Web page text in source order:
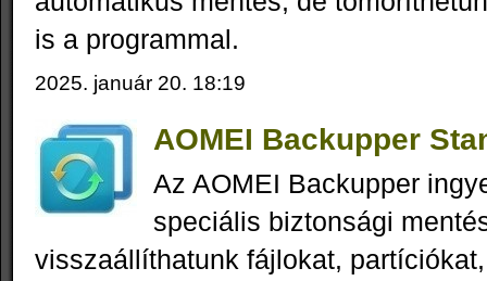
is a programmal.
2025. január 20. 18:19
AOMEI Backupper
Az AOMEI Backupper
speciális biztonsági
visszaállíthatunk fájlokat,